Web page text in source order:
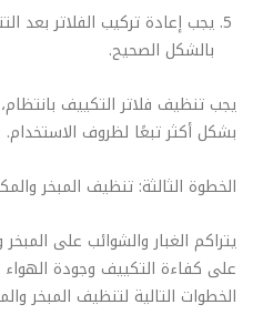
يجب إعادة تركيب الفلاتر بعد
بالشكل الصحيح.
يجب تنظيف فلاتر التكييف
بشكل أكثر تبعًا لظروف الاستخدام.
الخطوة الثالثة: تنظيف المبخر
يتراكم الغبار والشوائب على
على كفاءة التكييف وجودة الهواء
الخطوات التالية لتنظيف المبخر